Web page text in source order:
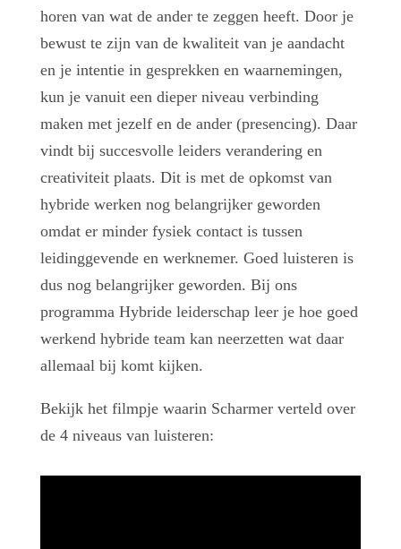
horen van wat de ander te zeggen heeft. Door je
bewust te zijn van de kwaliteit van je aandacht
en je intentie in gesprekken en waarnemingen,
kun je vanuit een dieper niveau verbinding
maken met jezelf en de ander (presencing). Daar
vindt bij succesvolle leiders verandering en
creativiteit plaats. Dit is met de opkomst van
hybride werken nog belangrijker geworden
omdat er minder fysiek contact is tussen
leidinggevende en werknemer. Goed luisteren is
dus nog belangrijker geworden. Bij ons
programma Hybride leiderschap leer je hoe goed
werkend hybride team kan neerzetten wat daar
allemaal bij komt kijken.
Bekijk het filmpje waarin Scharmer verteld over
de4 niveaus van luisteren: